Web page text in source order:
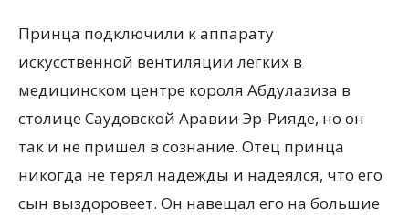
Принца подключили к аппарату
искусственной вентиляции легких в
медицинском центре короля Абдулазиза в
столице Саудовской Аравии Эр-Рияде, но он
так и не пришел в сознание. Отец принца
никогда не терял надежды и надеялся, что его
сын выздоровеет. Он навещал его на большие